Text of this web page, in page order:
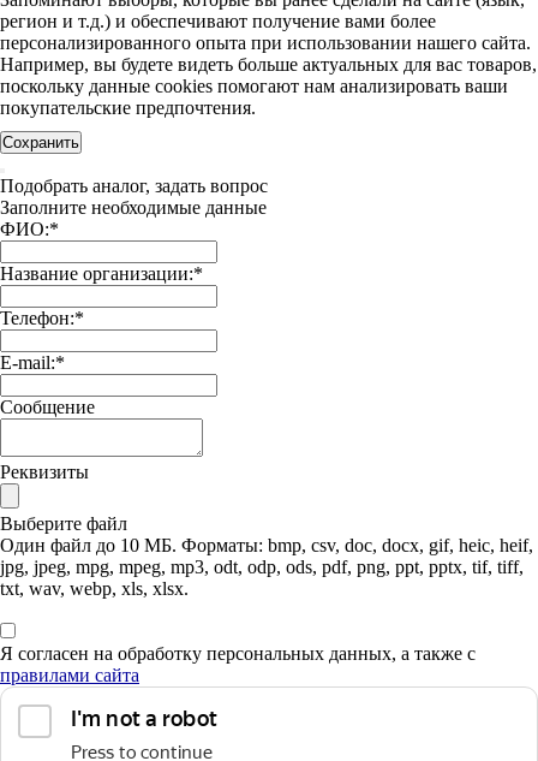
регион и т.д.) и обеспечивают получение вами более
персонализированного опыта при использовании нашего сайта.
Например, вы будете видеть больше актуальных для вас товаров,
поскольку данные cookies помогают нам анализировать ваши
покупательские предпочтения.
Сохранить
Подобрать аналог, задать вопрос
Заполните необходимые данные
ФИО:*
Название организации:*
Телефон:*
E-mail:*
Сообщение
Реквизиты
Выберите файл
Один файл до 10 МБ. Форматы: bmp, csv, doc, docx, gif, heic, heif,
jpg, jpeg, mpg, mpeg, mp3, odt, odp, ods, pdf, png, ppt, pptx, tif, tiff,
txt, wav, webp, xls, xlsx.
Я согласен на обработку персональных данных, а также с
правилами сайта